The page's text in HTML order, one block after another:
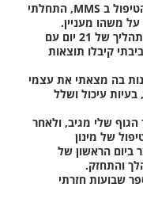
לאחר שפגשתי אנשים שהמליצו לי על הטיפול ב MMS, התחלתי
על משהו מעניין.
החלטתי לנסות את הטיפול הזה ועשיתי תהליך של 21 יום עם
קיבלו תוצאות
בה מצאתי את עצמי
עיכול ושלל
הגוף שלי מגיב, ולאחר
של מינון
שכבר ביום הראשון של
והתחזק.
שבועות חזרתי